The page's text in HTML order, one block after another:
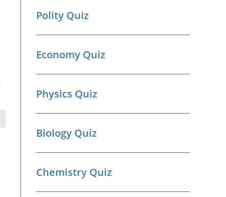
Polity Quiz
Economy Quiz
Physics Quiz
Biology Quiz
Chemistry Quiz